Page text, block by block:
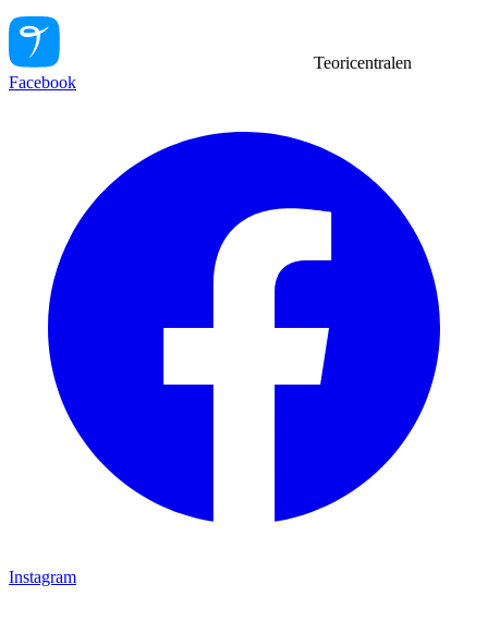
Teoricentralen
Facebook
Instagram